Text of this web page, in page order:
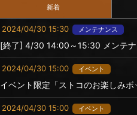
新着
2024/04/30 15:30 メンテナンス
[終了] 4/30 14:00～15:30 メンテ
2024/04/30 15:00 イベント
イベント限定「ストコのお楽しみ
2024/04/30 15:00 イベント